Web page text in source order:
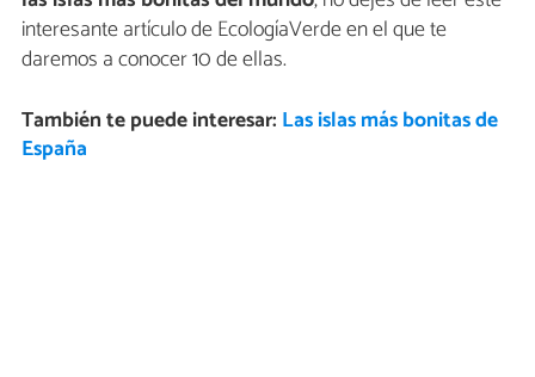
interesante artículo de EcologíaVerde en el que te
daremos a conocer 10 de ellas.
También te puede interesar: Las islas más bonitas de
España